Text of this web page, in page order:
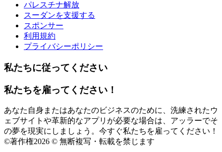
パレスチナ解放
スーダンを支援する
スポンサー
利用規約
プライバシーポリシー
私たちに従ってください
私たちを雇ってください！
あなた自身またはあなたのビジネスのために、洗練されたウ
ェブサイトや革新的なアプリが必要な場合は、アッラーでそ
の夢を現実にしましょう。今すぐ私たちを雇ってください！
©著作権2026 © 無断複写・転載を禁じます